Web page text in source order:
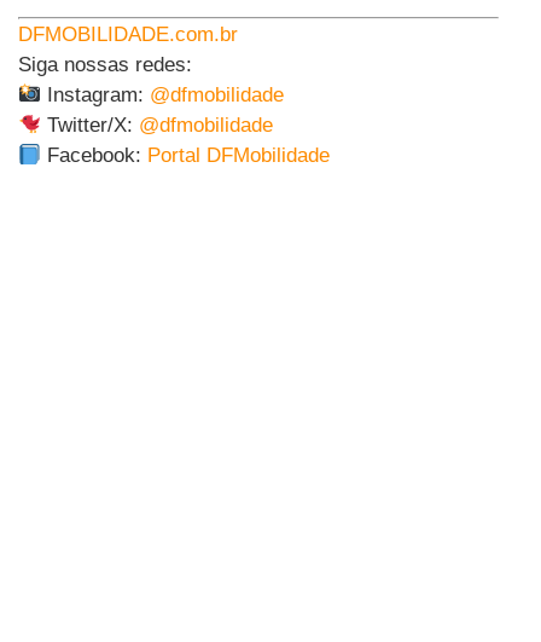
DFMOBILIDADE.com.br
Siga nossas redes:
Instagram: @dfmobilidade
Twitter/X: @dfmobilidade
Facebook: Portal DFMobilidade